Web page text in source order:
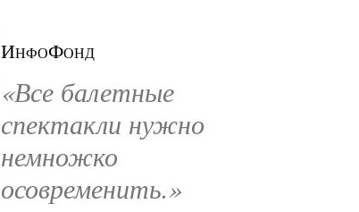
ИнфоФонд
«Все балетные
спектакли нужно
немножко
осовременить.»